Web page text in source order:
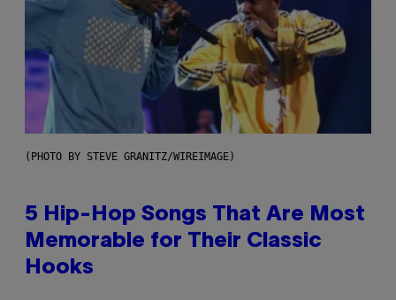
(PHOTO BY STEVE GRANITZ/WIREIMAGE)
5 Hip-Hop Songs That Are Most
Memorable for Their Classic
Hooks